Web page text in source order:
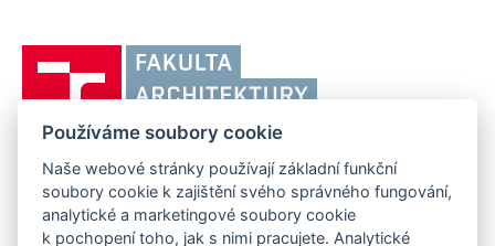
Brně,
Fakulta
architektury
FAKULTA ARCHITEKTURY VUT V BRNĚ
Poříčí 273/5, 639 00 Brno
Telefon: 54114 6600
www.fa.vutbr.cz
Používáme soubory cookie
Naše webové stránky používají základní funkční
soubory cookie k zajištění svého správného fungování,
analytické a marketingové soubory cookie
k pochopení toho, jak s nimi pracujete. Analytické